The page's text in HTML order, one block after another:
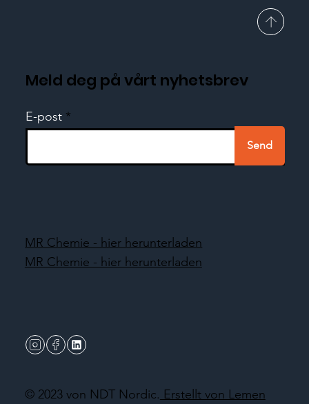
Meld deg på vårt nyhetsbrev
E-post
Send
© 2023 von NDT Nordic. Erstellt von Lemen
MR Chemie - hier herunterladen
MR Chemie - hier herunterladen